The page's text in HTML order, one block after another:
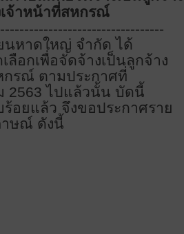
จ้าหน้าที่สหกรณ์
นหาดใหญ่ จำกัด ได้
อกเพื่อจัดจ้างเป็นลูกจ้าง
กรณ์ ตามประกาศที่
2563 ไปแล้วนั้น บัดนี้
อยแล้ว จึงขอประกาศราย
าษณ์ ดังนี้